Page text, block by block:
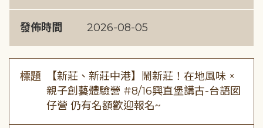
發佈時間 2026-08-05
標題
【新莊、新莊中港】鬧新莊！在地風味 ×
親子創藝體驗營 #8/16興直堡講古-台語囡
仔營 仍有名額歡迎報名~